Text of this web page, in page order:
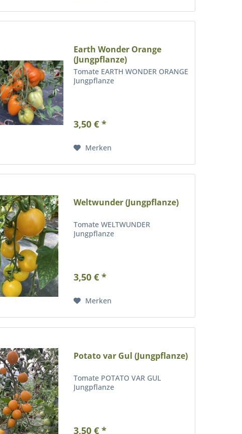
Earth Wonder Orange
(Jungpflanze)
Tomate EARTH WONDER ORANGE
Jungpflanze
3,50 € *
Merken
Weltwunder (Jungpflanze)
Tomate WELTWUNDER
Jungpflanze
3,50 € *
Merken
Potato var Gul (Jungpflanze)
Tomate POTATO VAR GUL
Jungpflanze
3,50 € *